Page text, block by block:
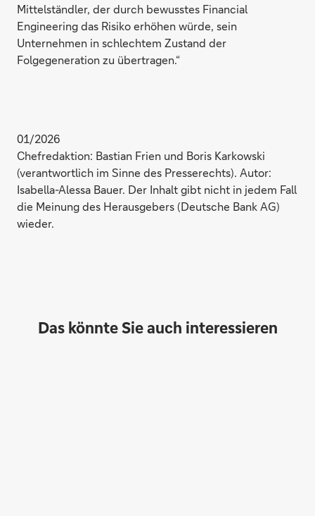
Mittelständler, der durch bewusstes Financial
Engineering das Risiko erhöhen würde, sein
Unternehmen in schlechtem Zustand der
Folgegeneration zu übertragen.“
01/2026
Chefredaktion: Bastian Frien und Boris Karkowski
(verantwortlich im Sinne des Presserechts). Autor:
Isabella-Alessa Bauer. Der Inhalt gibt nicht in jedem Fall
die Meinung des Herausgebers (Deutsche Bank AG)
wieder.
Das könnte Sie auch interessieren